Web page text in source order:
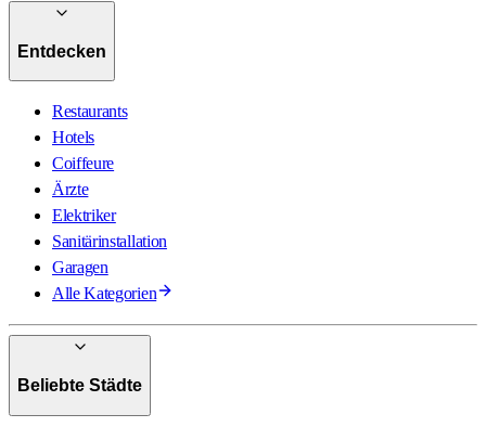
Entdecken
Restaurants
Hotels
Coiffeure
Ärzte
Elektriker
Sanitärinstallation
Garagen
Alle Kategorien
Beliebte Städte